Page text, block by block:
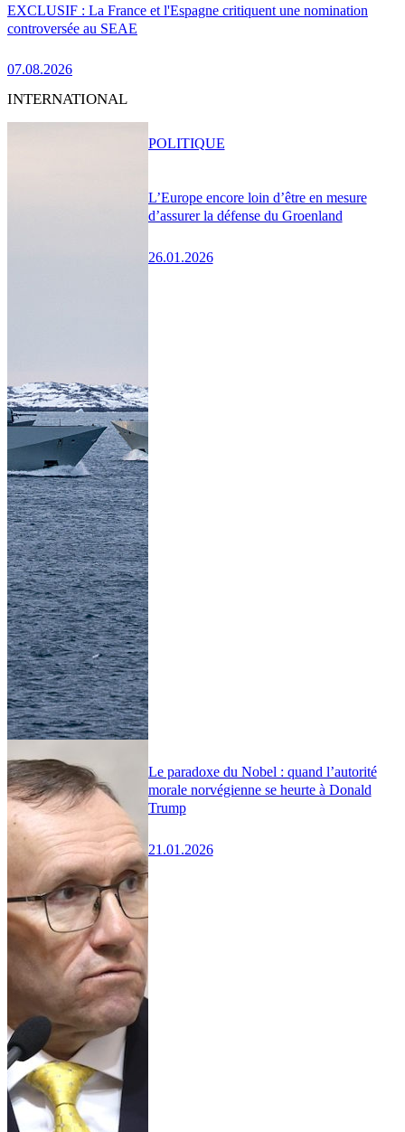
EXCLUSIF : La France et l'Espagne critiquent une nomination
controversée au SEAE
07.08.2026
INTERNATIONAL
L’Europe encore loin d’être en mesure
d’assurer la défense du Groenland
26.01.2026
POLITIQUE
Le paradoxe du Nobel : quand l’autorité
morale norvégienne se heurte à Donald
Trump
21.01.2026